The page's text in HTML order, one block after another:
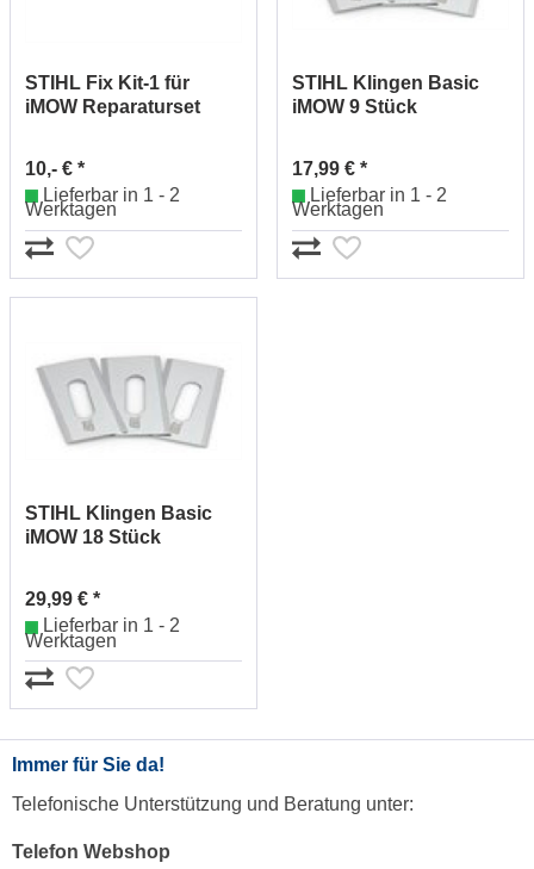
STIHL Fix Kit-1 für
iMOW Reparaturset
10,- € *
Lieferbar in 1 - 2
Werktagen
STIHL Klingen Basic
iMOW 9 Stück
17,99 € *
Lieferbar in 1 - 2
Werktagen
STIHL Klingen Basic
iMOW 18 Stück
29,99 € *
Lieferbar in 1 - 2
Werktagen
Immer für Sie da!
Telefonische Unterstützung und Beratung unter:
Telefon Webshop